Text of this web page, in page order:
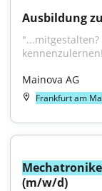
Ausbildung
Mainova AG
Frankfurt am
(m/w/d)